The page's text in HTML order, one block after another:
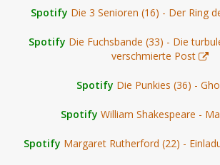
Spotify Die 3 Senioren (16) - Der Ring
Spotify Die Fuchsbande (33) - Die
verschmierte Post
Spotify Die Punkies (36) -
Spotify William Shakespeare -
Spotify Margaret Rutherford (22) -